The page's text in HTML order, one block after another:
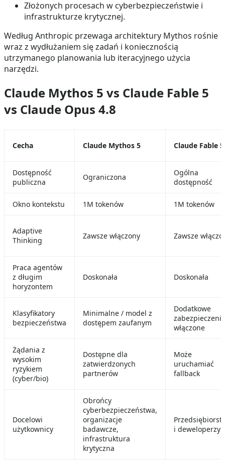
Złożonych procesach w cyberbezpieczeństwie i
infrastrukturze krytycznej.
Według Anthropic przewaga architektury Mythos rośnie
wraz z wydłużaniem się zadań i koniecznością
utrzymanego planowania lub iteracyjnego użycia
narzędzi.
Claude Mythos 5 vs Claude Fable 5
vs Claude Opus 4.8
Cecha Claude Mythos 5 Claude Fable 5
Dostępność
publiczna
Ograniczona
Ogólna
dostępność
Okno kontekstu 1M tokenów 1M tokenów
Adaptive
Thinking
Zawsze włączony Zawsze
Praca agentów
z długim
horyzontem
Doskonała Doskonała
Klasyfikatory
bezpieczeństwa
Minimalne / model z
dostępem zaufanym
Dodatkowe
zabezpieczenia
włączone
Żądania z
wysokim
ryzykiem
(cyber/bio)
Dostępne dla
zatwierdzonych
partnerów
Może
uruchamiać
fallback
Docelowi
użytkownicy
Obrońcy
cyberbezpieczeństwa,
organizacje
badawcze,
infrastruktura
krytyczna
i deweloperzy